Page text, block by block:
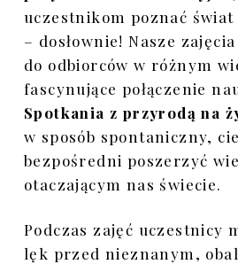
Galeria płazów
Galeria gadów
uczestnikom poznać
– dosłownie! Nasze
do odbiorców w różnym
fascynujące połączenie
Spotkania z przyrodą na
w sposób spontaniczny,
bezpośredni poszerzyć
otaczającym nas świecie.
Podczas zajęć uczestnicy
lęk przed nieznanym,